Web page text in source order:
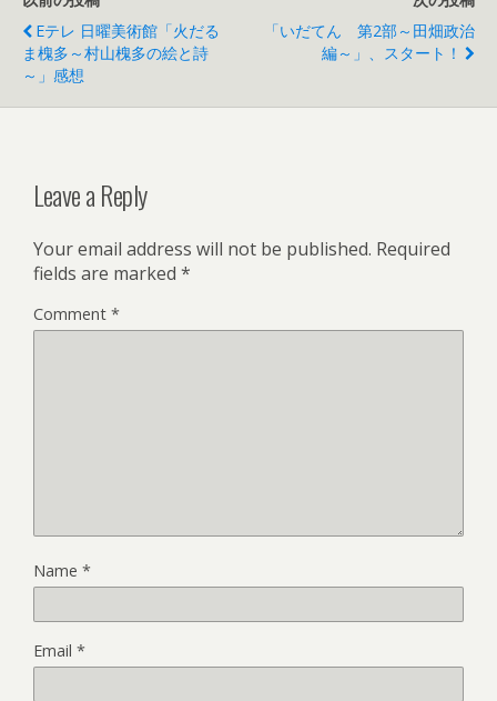
Eテレ 日曜美術館「火だる
ま槐多～村山槐多の絵と詩
～」感想
「いだてん 第2部～田畑政治
編～」、スタート！
Leave a Reply
Your email address will not be published. Required
fields are marked *
Comment *
Name *
Email *